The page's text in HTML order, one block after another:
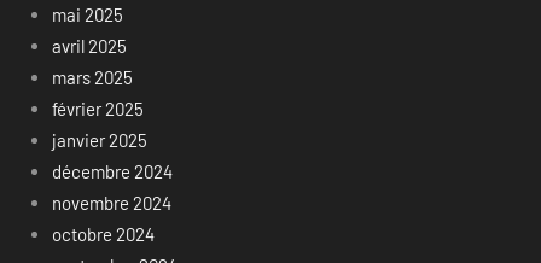
mai 2025
avril 2025
mars 2025
février 2025
janvier 2025
décembre 2024
novembre 2024
octobre 2024